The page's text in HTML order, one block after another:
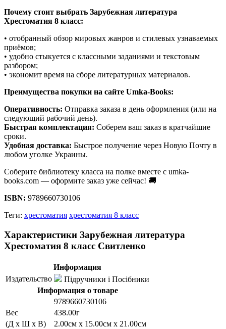
Почему стоит выбрать Зарубежная литература
Хрестоматия 8 класс:
• отобранный обзор мировых жанров и стилевых узнаваемых
приёмов;
• удобно стыкуется с классными заданиями и текстовым
разбором;
• экономит время на сборе литературных материалов.
Преимущества покупки на сайте Umka-Books:
Оперативность: Отправка заказа в день оформления (или на
следующий рабочий день).
Быстрая комплектация: Соберем ваш заказ в кратчайшие
сроки.
Удобная доставка: Быстрое получение через Новую Почту в
любом уголке Украины.
Соберите библиотеку класса на полке вместе с umka-
books.com — оформите заказ уже сейчас! 🚚
ISBN: 9789660730106
Теги: хрестоматия хрестоматия 8 класс
Характеристики Зарубежная литература
Хрестоматия 8 класс Свитленко
Информация
Издательство
Підручники і Посібники
Информация о товаре
9789660730106
Вес
438.00г
(Д x Ш x В)
2.00см x 15.00см x 21.00см